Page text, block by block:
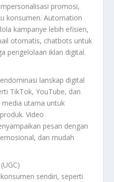
promosi,
konsumen. Automation
kampanye lebih efisien,
otomatis, chatbots untuk
pengelolaan iklan digital.
lanskap digital
TikTok, YouTube, dan
media utama untuk
Video
pesan dengan
dan mudah
sendiri, seperti